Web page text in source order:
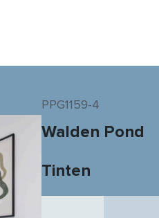
PPG1159-4
Walden Pond
Tinten